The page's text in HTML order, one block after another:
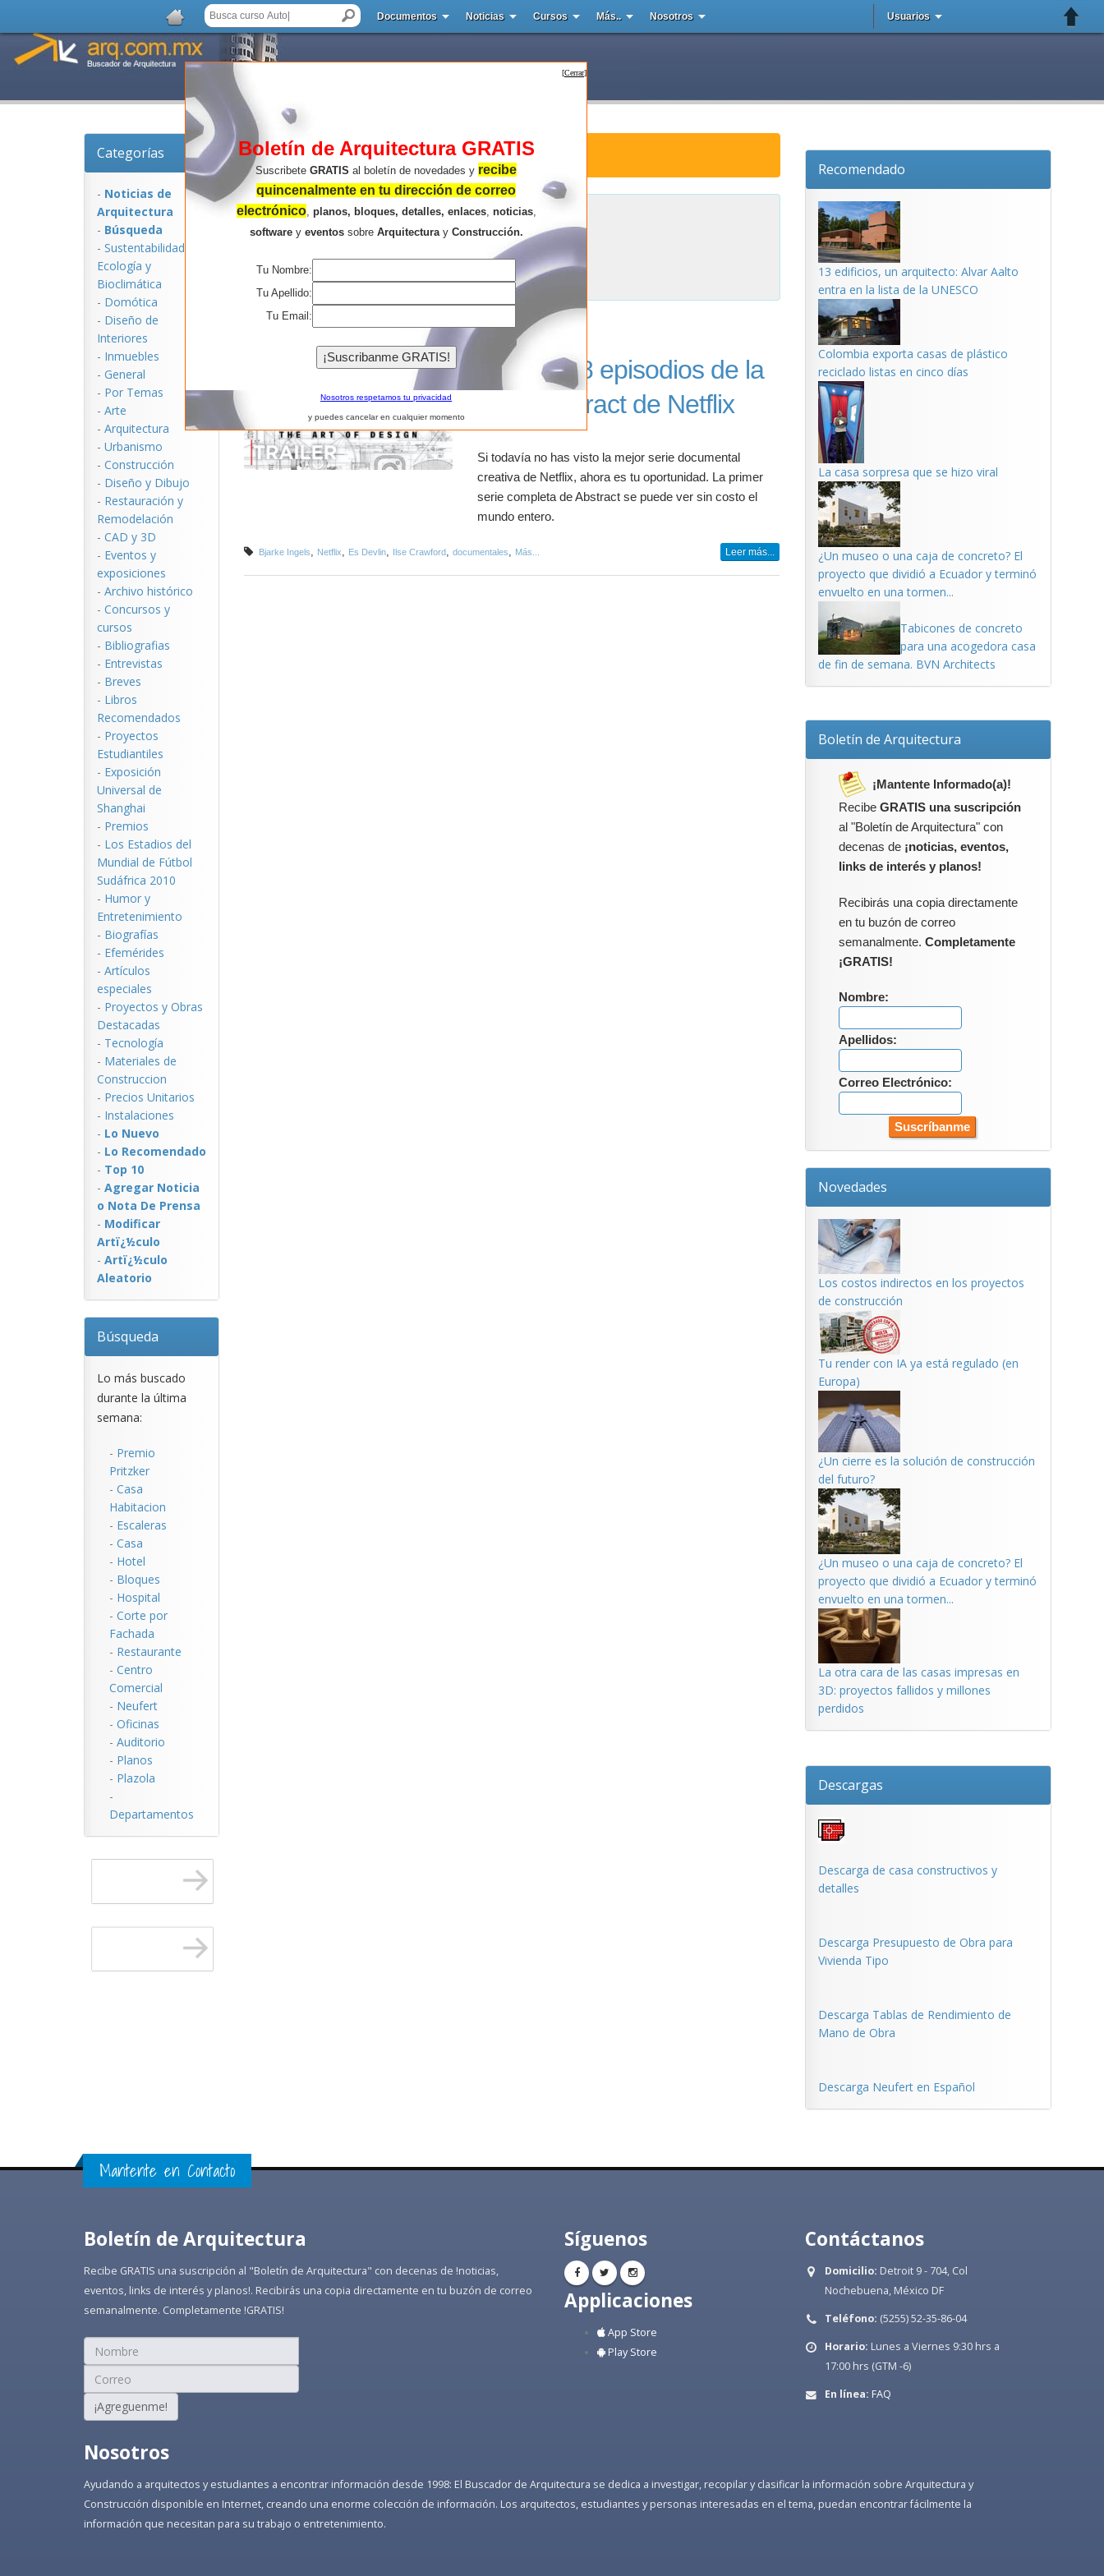
Documentos Noticias Cursos Más.. Nosotros Usuarios
Categorías
- Noticias de
Arquitectura
- Búsqueda
- Sustentabilidad,
Ecologí­a y
Bioclimática
- Domótica
- Diseño de
Interiores
- Inmuebles
- General
- Por Temas
- Arte
- Arquitectura
- Urbanismo
- Construcción
- Diseño y Dibujo
- Restauración y
Remodelación
- CAD y 3D
- Eventos y
exposiciones
- Archivo histórico
- Concursos y
cursos
- Bibliografias
- Entrevistas
- Breves
- Libros
Recomendados
- Proyectos
Estudiantiles
- Exposición
Universal de
Shanghai
- Premios
- Los Estadios del
Mundial de Fútbol
Sudáfrica 2010
- Humor y
Entretenimiento
- Biografías
- Efemérides
- Artículos
especiales
- Proyectos y Obras
Destacadas
- Tecnología
- Materiales de
Construccion
- Precios Unitarios
- Instalaciones
- Lo Nuevo
- Lo Recomendado
- Top 10
- Agregar Noticia
o Nota De Prensa
- Modificar
Artï¿½culo
- Artï¿½culo
Aleatorio
Búsqueda
Lo más buscado
durante la última
semana:
- Premio
Pritzker
- Casa
Habitacion
- Escaleras
- Casa
- Hotel
- Bloques
- Hospital
- Corte por
Fachada
- Restaurante
- Centro
Comercial
- Neufert
- Oficinas
- Auditorio
- Planos
- Plazola
-
Departamentos
Noticias de Arquitectura : Netflix
Netflix
Resultados de la búsqueda .
Ve gratis 8 episodios de la
serie Abstract de Netflix
Si todavía no has visto la mejor serie documental
creativa de Netflix, ahora es tu oportunidad. La primer
serie completa de Abstract se puede ver sin costo el
mundo entero.
Bjarke Ingels, Netflix, Es Devlin, Ilse Crawford, documentales, Más... Leer más...
Recomendado
13 edificios, un arquitecto: Alvar Aalto
entra en la lista de la UNESCO
Colombia exporta casas de plástico
reciclado listas en cinco días
La casa sorpresa que se hizo viral
¿Un museo o una caja de concreto? El
proyecto que dividió a Ecuador y terminó
envuelto en una tormen...
Tabicones de concreto
para una acogedora casa
de fin de semana. BVN Architects
Boletín de Arquitectura
¡Mantente Informado(a)!
Recibe GRATIS una suscripción
al "Boletín de Arquitectura" con
decenas de ¡noticias, eventos,
links de interés y planos!
Recibirás una copia directamente
en tu buzón de correo
semanalmente. Completamente
¡GRATIS!
Nombre:
Apellidos:
Correo Electrónico:
Novedades
Los costos indirectos en los proyectos
de construcción
Tu render con IA ya está regulado (en
Europa)
¿Un cierre es la solución de construcción
del futuro?
¿Un museo o una caja de concreto? El
proyecto que dividió a Ecuador y terminó
envuelto en una tormen...
La otra cara de las casas impresas en
3D: proyectos fallidos y millones
perdidos
Descargas
Descarga de casa constructivos y
detalles
Descarga Presupuesto de Obra para
Vivienda Tipo
Descarga Tablas de Rendimiento de
Mano de Obra
Descarga Neufert en Español
Mantente en Contacto
Boletín de Arquitectura
Recibe GRATIS una suscripción al "Boletín de Arquitectura" con decenas de !noticias,
eventos, links de interés y planos!. Recibirás una copia directamente en tu buzón de correo
semanalmente. Completamente !GRATIS!
¡Agreguenme!
Síguenos
Applicaciones
App Store
Play Store
Contáctanos
Domicilio: Detroit 9 - 704, Col
Nochebuena, México DF
Teléfono: (5255) 52-35-86-04
Horario: Lunes a Viernes 9:30 hrs a
17:00 hrs (GTM -6)
En línea: FAQ
Nosotros
Ayudando a arquitectos y estudiantes a encontrar información desde 1998: El Buscador de Arquitectura se dedica a investigar, recopilar y clasificar la información sobre Arquitectura y
Construcción disponible en Internet, creando una enorme colección de información. Los arquitectos, estudiantes y personas interesadas en el tema, puedan encontrar fácilmente la
información que necesitan para su trabajo o entretenimiento.
[Cerrar]
Boletín de Arquitectura GRATIS
Suscribete GRATIS al boletín de novedades y recibe
quincenalmente en tu dirección de correo
electrónico, planos, bloques, detalles, enlaces, noticias,
softwarey eventossobre Arquitecturay Construcción.
Tu Nombre:
Tu Apellido:
Tu Email:
Nosotros respetamos tu privacidad
y puedes cancelar en cualquier momento